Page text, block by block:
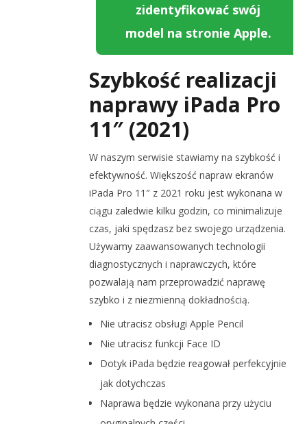
zidentyfikować swój
model na stronie Apple.
Szybkość realizacji
naprawy iPada Pro
11″ (2021)
W naszym serwisie stawiamy na szybkość i
efektywność. Większość napraw ekranów
iPada Pro 11″ z 2021 roku jest wykonana w
ciągu zaledwie kilku godzin, co minimalizuje
czas, jaki spędzasz bez swojego urządzenia.
Używamy zaawansowanych technologii
diagnostycznych i naprawczych, które
pozwalają nam przeprowadzić naprawę
szybko i z niezmienną dokładnością.
Nie utracisz obsługi Apple Pencil
Nie utracisz funkcji Face ID
Dotyk iPada będzie reagował perfekcyjnie
jak dotychczas
Naprawa będzie wykonana przy użyciu